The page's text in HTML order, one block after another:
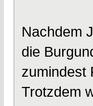
Nachdem
die
zumindest
Trotzdem